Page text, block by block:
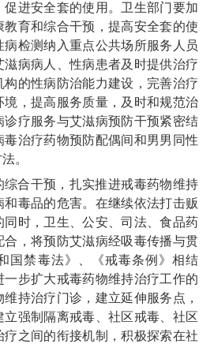
进安全套的使用。卫生部门要加
育和综合干预，提高安全套的使
病检测纳入重点公共场所服务人员
病病人、性病患者及时提供治疗
构的性病防治能力建设，完善治疗
境，提高服务质量，及时和规范治
疗服务与艾滋病预防干预紧密结
治疗药物预防配偶间和男男同性
。
综合干预，扎实推进戒毒药物维持
毒品的危害。在继续依法打击贩
时，卫生、公安、司法、食品药
，将预防艾滋病经吸毒传播与贯
国禁毒法》、《戒毒条例》相结
步扩大戒毒药物维持治疗工作的
持治疗门诊，建立延伸服务点，
强制隔离戒毒、社区戒毒、社区
疗之间的衔接机制，积极探索在社